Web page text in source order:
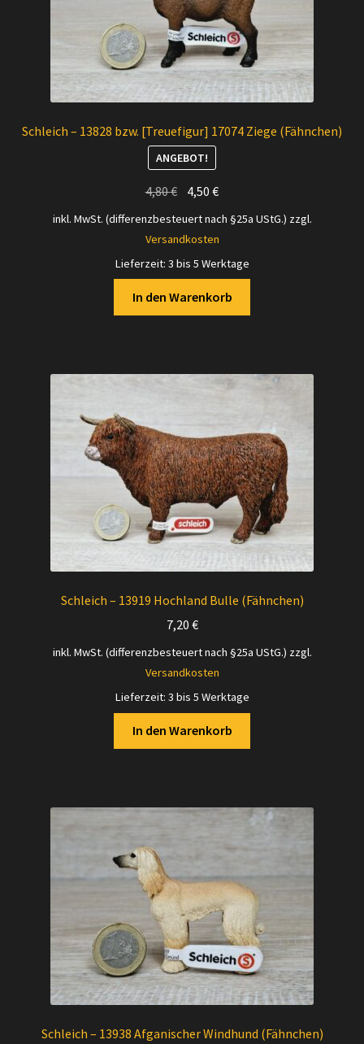
Schleich – 13828 bzw. [Treuefigur] 17074 Ziege (Fähnchen)
ANGEBOT!
4,80€ Ursprünglicher
war:
4,50€Aktueller
Preis
inkl. MwSt. (differenzbesteuert nach §25a UStG.) zzgl.
Versandkosten
Lieferzeit: 3 bis 5 Werktage
In den Warenkorb
Schleich – 13919 Hochland Bulle (Fähnchen)
7,20 €
inkl. MwSt. (differenzbesteuert nach §25a UStG.) zzgl.
Versandkosten
Lieferzeit: 3 bis 5 Werktage
In den Warenkorb
Schleich – 13938 Afganischer Windhund (Fähnchen)